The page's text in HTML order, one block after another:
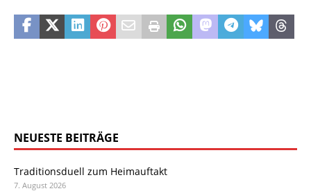
NEUESTE BEITRÄGE
Traditionsduell zum Heimauftakt
7. August 2026